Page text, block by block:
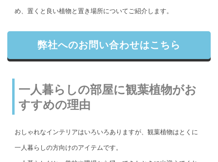
め、置くと良い植物と置き場所についてご紹介します。
弊社へのお問い合わせはこちら
一人暮らしの部屋に観葉植物がお
すすめの理由
おしゃれなインテリアはいろいろありますが、観葉植物はとくに
一人暮らしの方向けのアイテムです。